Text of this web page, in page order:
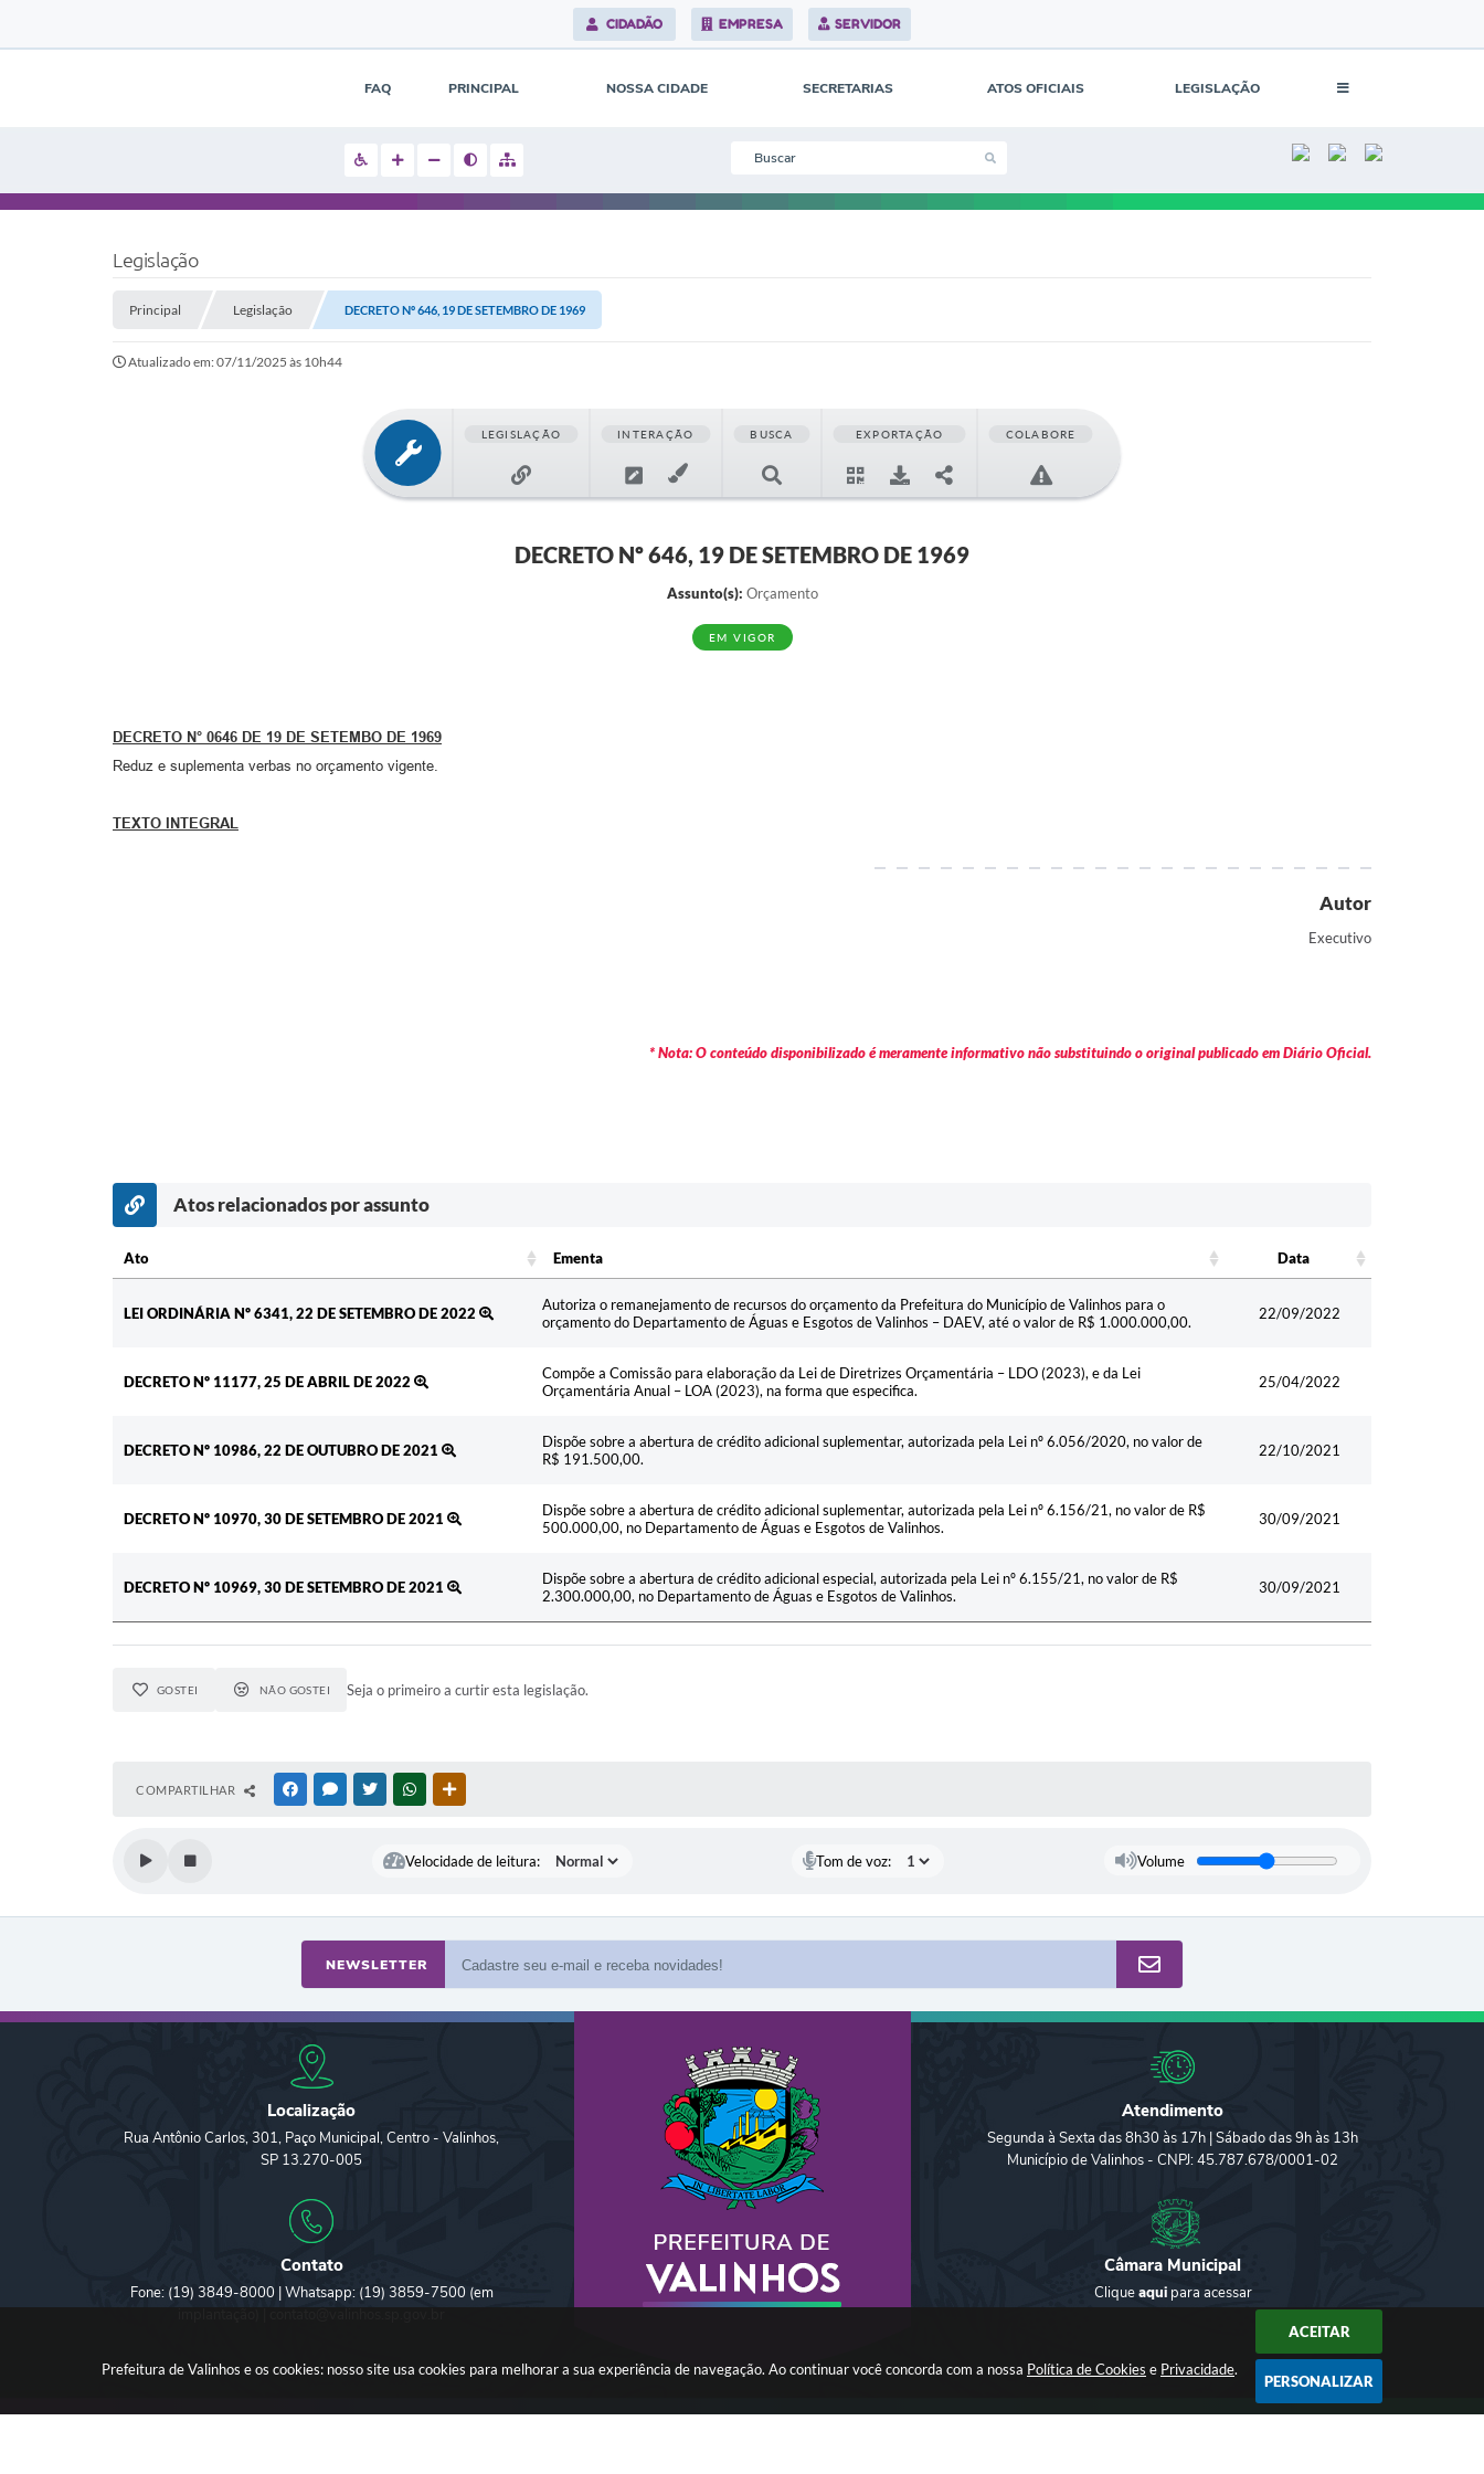
Prefeitura de Valinhos e os cookies: nosso site usa cookies para melhorar a sua experiência de navegação. Ao continuar você concorda com a nossa Política de Cookies e Privacidade.
ACEITAR
PERSONALIZAR
CIDADÃO EMPRESA SERVIDOR
FAQ PRINCIPAL NOSSA CIDADE SECRETARIAS ATOS OFICIAIS LEGISLAÇÃO
Legislação
Principal Legislação DECRETO Nº 646, 19 DE SETEMBRO DE 1969
Atualizado em: 07/11/2025 às 10h44
LEGISLAÇÃO INTERAÇÃO BUSCA EXPORTAÇÃO COLABORE
DECRETO Nº 646, 19 DE SETEMBRO DE 1969
Assunto(s): Orçamento
EM VIGOR
DECRETO N° 0646 DE 19 DE SETEMBO DE 1969
Reduz e suplementa verbas no orçamento vigente.
TEXTO INTEGRAL
Autor
Executivo
* Nota: O conteúdo disponibilizado é meramente informativo não substituindo o original publicado em Diário Oficial.
Atos relacionados por assunto
Ato Ementa
Data
LEI ORDINÁRIA Nº 6341, 22 DE SETEMBRO DE 2022
Autoriza o remanejamento de recursos do orçamento da Prefeitura do Município de Valinhos para o
orçamento do Departamento de Águas e Esgotos de Valinhos – DAEV, até o valor de R$ 1.000.000,00.
22/09/2022
DECRETO Nº 11177, 25 DE ABRIL DE 2022
Compõe a Comissão para elaboração da Lei de Diretrizes Orçamentária – LDO (2023), e da Lei
Orçamentária Anual – LOA (2023), na forma que especifica.
25/04/2022
DECRETO Nº 10986, 22 DE OUTUBRO DE 2021
Dispõe sobre a abertura de crédito adicional suplementar, autorizada pela Lei nº 6.056/2020, no valor de
R$ 191.500,00.
22/10/2021
DECRETO Nº 10970, 30 DE SETEMBRO DE 2021
Dispõe sobre a abertura de crédito adicional suplementar, autorizada pela Lei nº 6.156/21, no valor de R$
500.000,00, no Departamento de Águas e Esgotos de Valinhos.
30/09/2021
DECRETO Nº 10969, 30 DE SETEMBRO DE 2021
Dispõe sobre a abertura de crédito adicional especial, autorizada pela Lei nº 6.155/21, no valor de R$
2.300.000,00, no Departamento de Águas e Esgotos de Valinhos.
30/09/2021
GOSTEI NÃO GOSTEI Seja o primeiro a curtir esta legislação.
COMPARTILHAR FACEBOOKMESSENGER
TWITTERWHATSAPP
Velocidade de leitura: Tom de voz: Volume
NEWSLETTER
Localização
Rua Antônio Carlos, 301, Paço Municipal, Centro - Valinhos,
SP 13.270-005
Contato
Fone: (19) 3849-8000 | Whatsapp: (19) 3859-7500 (em
Atendimento
Segunda à Sexta das 8h30 às 17h | Sábado das 9h às 13h
Município de Valinhos - CNPJ: 45.787.678/0001-02
Câmara Municipal
Cliqueaquipara acessar